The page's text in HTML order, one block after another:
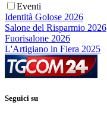
Eventi
Identità Golose 2026
Salone del Risparmio 2026
Fuorisalone 2026
L'Artigiano in Fiera 2025
Seguici su